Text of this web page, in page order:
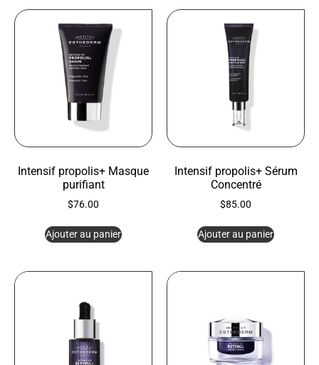
Intensif propolis+ Masque
purifiant
$76.00
Ajouter au panier
Intensif propolis+ Sérum
Concentré
$85.00
Ajouter au panier